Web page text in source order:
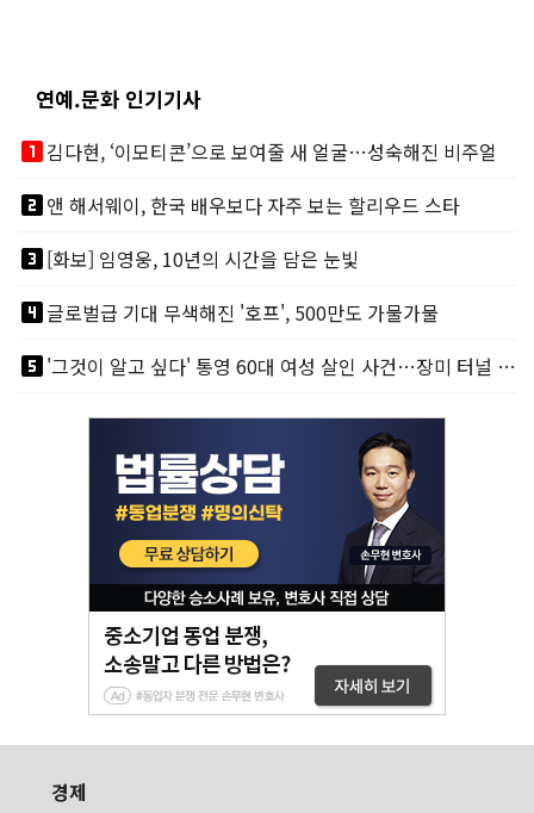
연예.문화 인기기사
looks_one김다현, ‘이모티콘’으로 보여줄 새 얼굴…성숙해진 비주얼
looks_two앤 해서웨이, 한국 배우보다 자주 보는 할리우드 스타
looks_3[화보] 임영웅, 10년의 시간을 담은 눈빛
looks_4글로벌급 기대 무색해진 '호프', 500만도 가물가물
looks_5
'그것이 알고 싶다' 통영 60대 여성 살인 사건…장미 터널 아래 킬러, 누구냐 넌?
경제